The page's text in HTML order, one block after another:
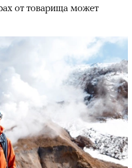
от товарища может